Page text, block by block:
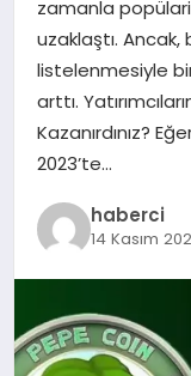
zamanla
uzaklaştı.
listelenmesiyle
arttı.
Kazanırdınız?
2023’te…
haberci
14 Kasım